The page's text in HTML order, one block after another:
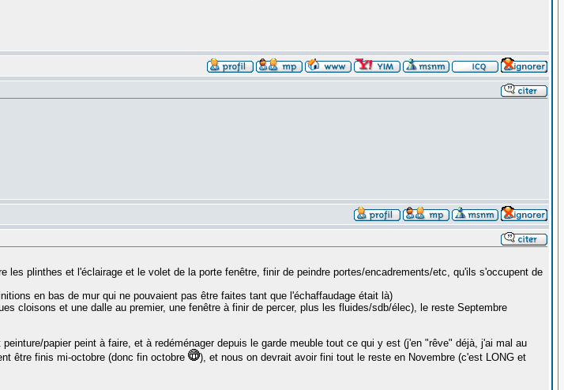
plinthes et l'éclairage et le volet de la porte fenêtre, finir de peindre portes/encadrements/etc, qu'ils s'occupent de
en bas de mur qui ne pouvaient pas être faites tant que l'échaffaudage était là)
cloisons et une dalle au premier, une fenêtre à finir de percer, plus les fluides/sdb/élec), le reste Septembre
papier peint à faire, et à redéménager depuis le garde meuble tout ce qui y est (j'en "rêve" déjà, j'ai mal au
être finis mi-octobre (donc fin octobre
), et nous on devrait avoir fini tout le reste en Novembre (c'est LONG et